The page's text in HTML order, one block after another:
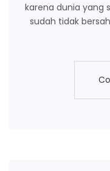
karena dunia yang
sudah tidak